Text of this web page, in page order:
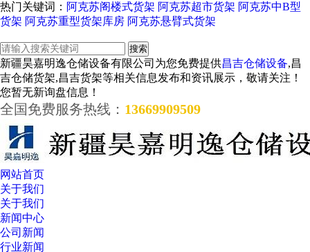
热门关键词： 阿克苏阁楼式货架 阿克苏超市货架 阿克苏中B型
货架 阿克苏重型货架库房 阿克苏悬臂式货架
新疆昊嘉明逸仓储设备有限公司为您免费提供昌吉仓储设备,昌
吉仓储货架,昌吉货架等相关信息发布和资讯展示，敬请关注！
您暂无新询盘信息！
全国免费服务热线： 13669909509
网站首页
关于我们
关于我们
新闻中心
公司新闻
行业新闻